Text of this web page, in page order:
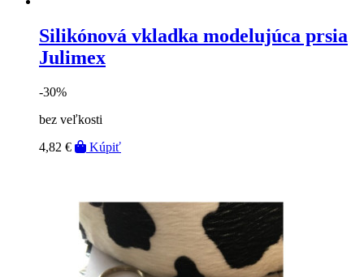
Silikónová vkladka modelujúca prsia
Julimex
-30%
bez veľkosti
4,82 €
Kúpiť